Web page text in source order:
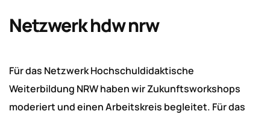
Netzwerk hdw nrw
Für das Netzwerk Hochschuldidaktische
Weiterbildung NRW haben wir Zukunftsworkshops
moderiert und einen Arbeitskreis begleitet. Für das